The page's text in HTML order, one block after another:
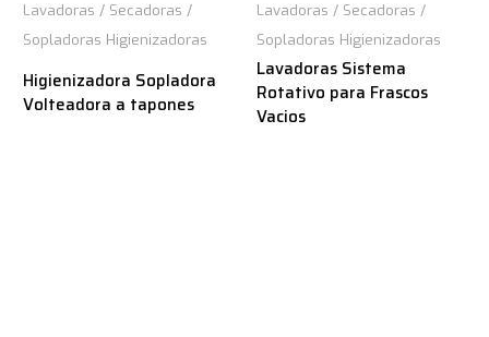
Lavadoras / Secadoras /
Sopladoras Higienizadoras
Higienizadora Sopladora
Volteadora a tapones
Lavadoras / Secadoras /
Sopladoras Higienizadoras
Lavadoras Sistema
Rotativo para Frascos
Vacios